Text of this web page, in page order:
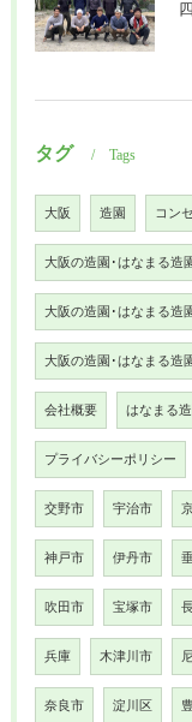
タグ Tags
大阪 造園 コン
大阪の造園･はなまる造
大阪の造園･はなまる造
大阪の造園･はなまる造
会社概要 はなまる
プライバシーポリシー
交野市 宇治市
神戸市 伊丹市
吹田市 宝塚市
兵庫 木津川市
奈良市 淀川区